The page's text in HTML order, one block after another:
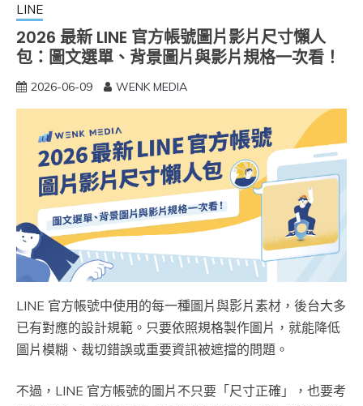
LINE
2026 最新 LINE 官方帳號圖片影片尺寸懶人
包：圖文選單、背景圖片與影片規格一次看！
2026-06-09 WENK MEDIA
LINE 官方帳號中使用的每一種圖片與影片素材，後台大多
已有對應的設計規範。只要依照規格製作圖片，就能降低
圖片模糊、裁切錯誤或重要資訊被遮擋的問題。
不過，LINE 官方帳號的圖片不只要「尺寸正確」，也要考